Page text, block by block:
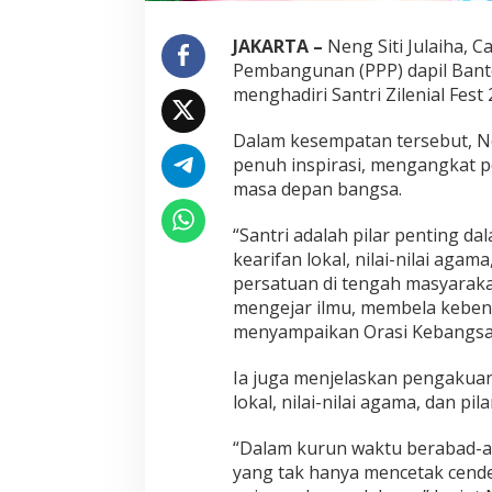
h
a
S
e
u
S
a
t
r
P
i
l
r
e
t
i
JAKARTA – Neng Siti Julaiha,
Pembangunan (PPP) dapil
menghadiri Santri Zilenial Fest
Dalam kesempatan tersebut,
penuh inspirasi, mengangkat
masa depan bangsa.
“Santri adalah pilar penting
kearifan lokal, nilai-nilai
persatuan di tengah
mengejar ilmu, membela
menyampaikan Orasi
Ia juga menjelaskan
lokal, nilai-nilai agama, dan
“Dalam kurun waktu berabad-
yang tak hanya mencetak